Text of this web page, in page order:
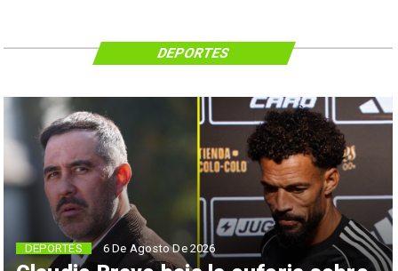
DEPORTES 6 De Agosto De 2026
DEPORTES